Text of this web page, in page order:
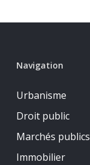
Navigation
Urbanisme
Droit public
Marchés publics
Immobilier